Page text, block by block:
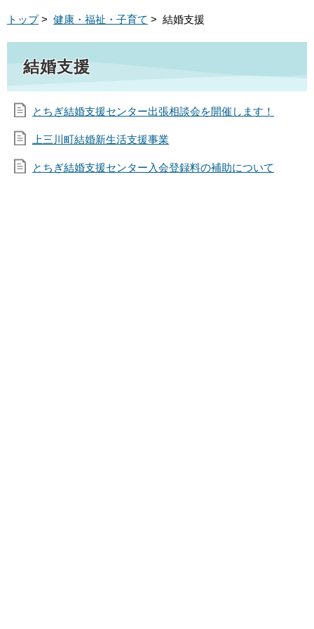
トップ> 健康・福祉・子育て > 結婚支援
結婚支援
とちぎ結婚支援センター出張相談会を開催します！
上三川町結婚新生活支援事業
とちぎ結婚支援センター入会登録料の補助について